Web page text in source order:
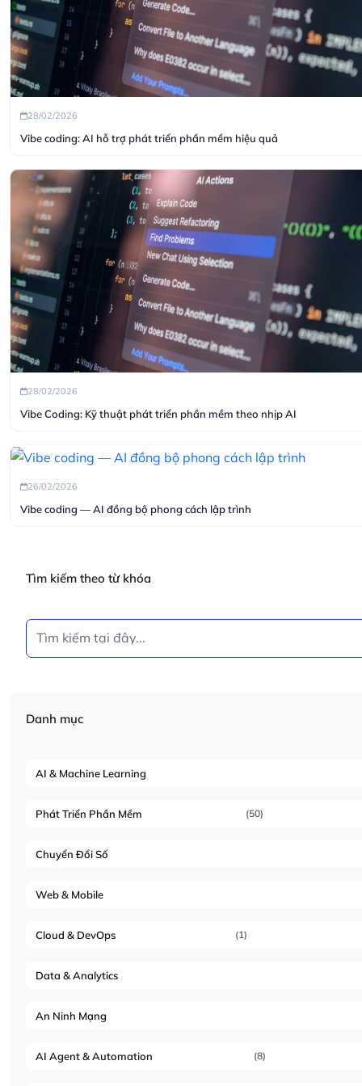
28/02/2026
Vibe coding: AI hỗ trợ phát triển phần mềm hiệu quả
28/02/2026
Vibe Coding: Kỹ thuật phát triển phần mềm theo nhịp AI
26/02/2026
Vibe coding — AI đồng bộ phong cách lập trình
Tìm kiếm theo từ khóa
Danh mục
AI & Machine Learning
Phát Triển Phần Mềm (50)
Chuyển Đổi Số
Web & Mobile
Cloud & DevOps (1)
Data & Analytics
An Ninh Mạng
AI Agent & Automation (8)